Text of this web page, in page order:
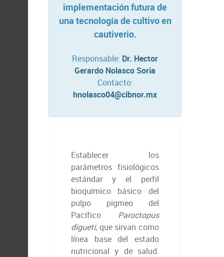
implementación futura de
una tecnología de cultivo en
cautiverio.
Responsable: Dr. Hector
Gerardo Nolasco Soria
Contacto:
hnolasco04@cibnor.mx
Establecer los
parámetros fisiológicos
estándar y el perfil
bioquímico básico del
pulpo pigmeo del
Pacífico Paroctopus
digueti, que sirvan como
línea base del estado
nutricional y de salud.